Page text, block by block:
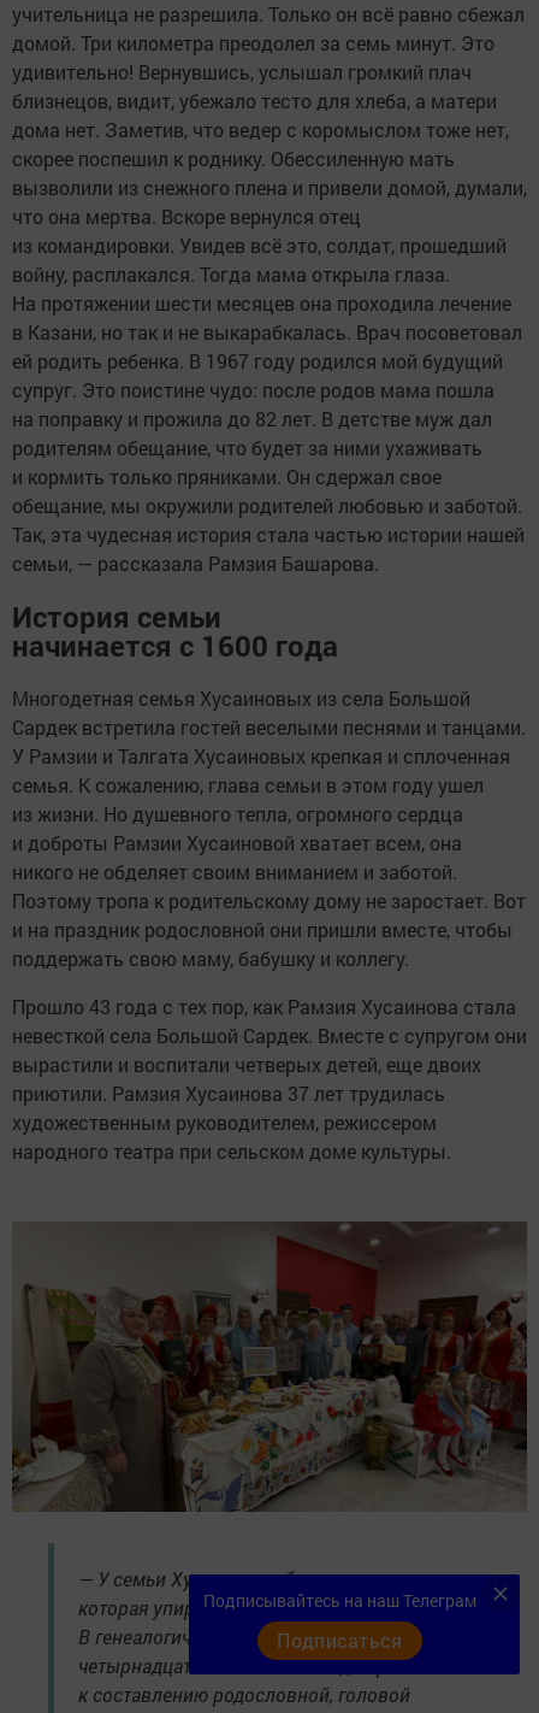
учительница не разрешила. Только он всё равно сбежал
домой. Три километра преодолел за семь минут. Это
удивительно! Вернувшись, услышал громкий плач
близнецов, видит, убежало тесто для хлеба, а матери
дома нет. Заметив, что ведер с коромыслом тоже нет,
скорее поспешил к роднику. Обессиленную мать
вызволили из снежного плена и привели домой, думали,
что она мертва. Вскоре вернулся отец
из командировки. Увидев всё это, солдат, прошедший
войну, расплакался. Тогда мама открыла глаза.
На протяжении шести месяцев она проходила лечение
в Казани, но так и не выкарабкалась. Врач посоветовал
ей родить ребенка. В 1967 году родился мой будущий
супруг. Это поистине чудо: после родов мама пошла
на поправку и прожила до 82 лет. В детстве муж дал
родителям обещание, что будет за ними ухаживать
и кормить только пряниками. Он сдержал свое
обещание, мы окружили родителей любовью и заботой.
Так, эта чудесная история стала частью истории нашей
семьи, — рассказала Рамзия Башарова.
История семьи
начинается с 1600 года
Многодетная семья Хусаиновых из села Большой
Сардек встретила гостей веселыми песнями и танцами.
У Рамзии и Талгата Хусаиновых крепкая и сплоченная
семья. К сожалению, глава семьи в этом году ушел
из жизни. Но душевного тепла, огромного сердца
и доброты Рамзии Хусаиновой хватает всем, она
никого не обделяет своим вниманием и заботой.
Поэтому тропа к родительскому дому не заростает. Вот
и на праздник родословной они пришли вместе, чтобы
поддержать свою маму, бабушку и коллегу.
Прошло 43 года с тех пор, как Рамзия Хусаинова стала
невесткой села Большой Сардек. Вместе с супругом они
вырастили и воспитали четверых детей, еще двоих
приютили. Рамзия Хусаинова 37 лет трудилась
художественным руководителем, режиссером
народного театра при сельском доме культуры.
— У семьи Хусаиновых большая история,
которая упирается корнями в 1600 годы.
В генеалогическом древе представлены
четырнадцать поколений. Когда принялась
к составлению родословной, головой
Подписывайтесь на наш Телеграм
Подписаться